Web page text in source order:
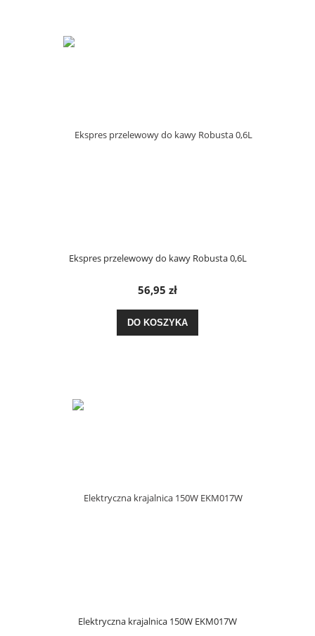
Ekspres przelewowy do kawy Robusta 0,6L
56,95 zł
DO KOSZYKA
Elektryczna krajalnica 150W EKM017W